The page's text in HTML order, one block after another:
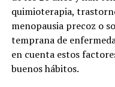
quimioterapia,
menopausia precoz o
temprana de
en cuenta estos
buenos hábitos.